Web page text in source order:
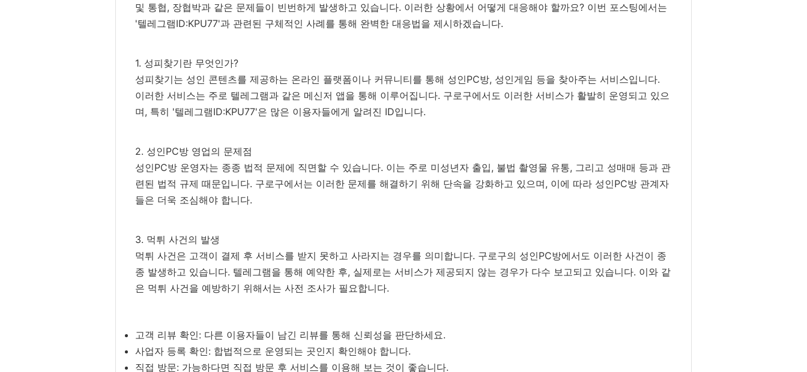
및 통협, 장협박과 같은 문제들이 빈번하게 발생하고 있습니다. 이러한 상황에서 어떻게 대응해야 할까요? 이번 포스팅에서는
'텔레그램ID:KPU77'과 관련된 구체적인 사례를 통해 완벽한 대응법을 제시하겠습니다.
1. 성피찾기란 무엇인가?
성피찾기는 성인 콘텐츠를 제공하는 온라인 플랫폼이나 커뮤니티를 통해 성인PC방, 성인게임 등을 찾아주는 서비스입니다.
이러한 서비스는 주로 텔레그램과 같은 메신저 앱을 통해 이루어집니다. 구로구에서도 이러한 서비스가 활발히 운영되고 있으
며, 특히 '텔레그램ID:KPU77'은 많은 이용자들에게 알려진 ID입니다.
2. 성인PC방 영업의 문제점
성인PC방 운영자는 종종 법적 문제에 직면할 수 있습니다. 이는 주로 미성년자 출입, 불법 촬영물 유통, 그리고 성매매 등과 관
련된 법적 규제 때문입니다. 구로구에서는 이러한 문제를 해결하기 위해 단속을 강화하고 있으며, 이에 따라 성인PC방 관계자
들은 더욱 조심해야 합니다.
3. 먹튀 사건의 발생
먹튀 사건은 고객이 결제 후 서비스를 받지 못하고 사라지는 경우를 의미합니다. 구로구의 성인PC방에서도 이러한 사건이 종
종 발생하고 있습니다. 텔레그램을 통해 예약한 후, 실제로는 서비스가 제공되지 않는 경우가 다수 보고되고 있습니다. 이와 같
은 먹튀 사건을 예방하기 위해서는 사전 조사가 필요합니다.
고객 리뷰 확인: 다른 이용자들이 남긴 리뷰를 통해 신뢰성을 판단하세요.
사업자 등록 확인: 합법적으로 운영되는 곳인지 확인해야 합니다.
직접 방문: 가능하다면 직접 방문 후 서비스를 이용해 보는 것이 좋습니다.